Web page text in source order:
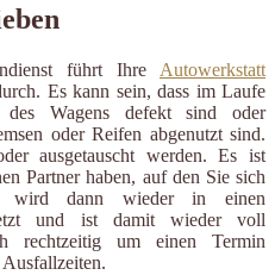
führt Ihre Autowerkstatt
Es kann sein, dass im Laufe
des Wagens defekt sind oder
oder Reifen abgenutzt sind.
ausgetauscht werden. Es ist
Partner haben, auf den Sie sich
wird dann wieder in einen
und ist damit wieder voll
rechtzeitig um einen Termin